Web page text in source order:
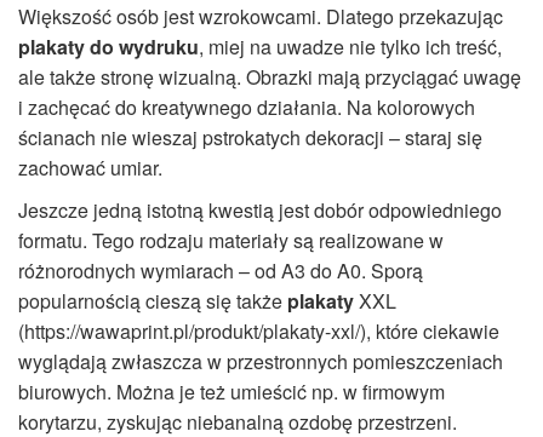
Większość osób jest wzrokowcami. Dlatego przekazując
plakaty do wydruku, miej na uwadze nie tylko ich treść,
ale także stronę wizualną. Obrazki mają przyciągać uwagę
i zachęcać do kreatywnego działania. Na kolorowych
ścianach nie wieszaj pstrokatych dekoracji – staraj się
zachować umiar.
Jeszcze jedną istotną kwestią jest dobór odpowiedniego
formatu. Tego rodzaju materiały są realizowane w
różnorodnych wymiarach – od A3 do A0. Sporą
popularnością cieszą się także plakatyXXL
(https://wawaprint.pl/produkt/plakaty-xxl/), które ciekawie
wyglądają zwłaszcza w przestronnych pomieszczeniach
biurowych. Można je też umieścić np. w firmowym
korytarzu, zyskując niebanalną ozdobę przestrzeni.